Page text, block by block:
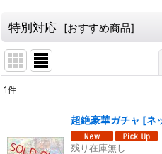
特別対応 [おすすめ商品]
在庫あり
1件
超絶豪華ガチャ [ネ
残り在庫無し